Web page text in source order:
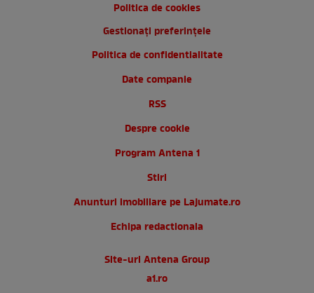
Politica de cookies
Gestionați preferințele
Politica de confidentialitate
Date companie
RSS
Despre cookie
Program Antena 1
Stiri
Anunturi imobiliare pe Lajumate.ro
Echipa redactionala
Site-uri Antena Group
a1.ro